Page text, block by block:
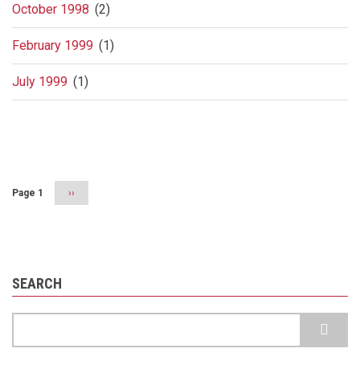
October 1998 (2)
February 1999 (1)
July 1999 (1)
Page 1
Next
››
SEARCH